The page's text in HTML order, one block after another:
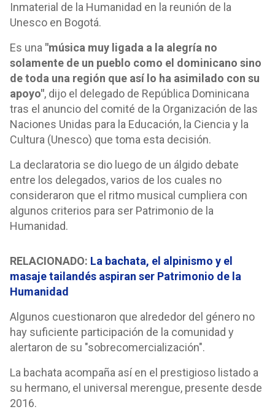
Inmaterial de la Humanidad en la reunión de la
Unesco en Bogotá.
Es una "música muy ligada a la alegría no
solamente de un pueblo como el dominicano sino
de toda una región que así lo ha asimilado con su
apoyo", dijo el delegado de República Dominicana
tras el anuncio del comité de la Organización de las
Naciones Unidas para la Educación, la Ciencia y la
Cultura (Unesco) que toma esta decisión.
La declaratoria se dio luego de un álgido debate
entre los delegados, varios de los cuales no
consideraron que el ritmo musical cumpliera con
algunos criterios para ser Patrimonio de la
Humanidad.
RELACIONADO: La bachata, el alpinismo y el
masaje tailandés aspiran ser Patrimonio de la
Humanidad
Algunos cuestionaron que alrededor del género no
hay suficiente participación de la comunidad y
alertaron de su "sobrecomercialización".
La bachata acompaña así en el prestigioso listado a
su hermano, el universal merengue, presente desde
2016.